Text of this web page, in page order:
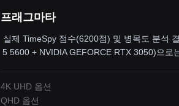
프래그마타
실제 TimeSpy 점수(6200점) 및 병목도 분석
5 5600 + NVIDIA GEFORCE RTX 3050)으로
4K UHD 옵션
QHD 옵션